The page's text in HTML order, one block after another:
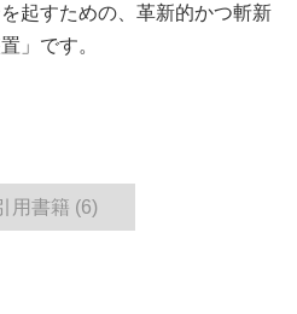
起すための、革新的かつ斬新
」です。
用書籍 (6)